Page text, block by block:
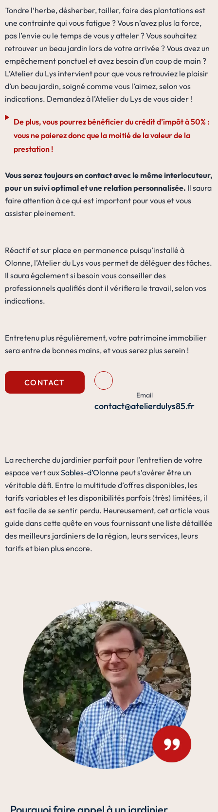
Tondre l’herbe, désherber, tailler, faire des plantations est
une contrainte qui vous fatigue ? Vous n’avez plus la force,
pas l’envie ou le temps de vous y atteler ? Vous souhaitez
retrouver un beau jardin lors de votre arrivée ? Vous avez un
empêchement ponctuel et avez besoin d’un coup de main ?
L’Atelier du Lys intervient pour que vous retrouviez le plaisir
d’un beau jardin, soigné comme vous l’aimez, selon vos
indications. Demandez à l’Atelier du Lys de vous aider !
De plus, vous pourrez bénéficier du crédit d’impôt à 50% :
vous ne paierez donc que la moitié de la valeur de la
prestation !
Vous serez toujours en contact avec le même interlocuteur,
pour un suivi optimal et une relation personnalisée. Il saura
faire attention à ce qui est important pour vous et vous
assister pleinement.
Réactif et sur place en permanence puisqu’installé à
Olonne, l’Atelier du Lys vous permet de déléguer des tâches.
Il saura également si besoin vous conseiller des
professionnels qualifiés dont il vérifiera le travail, selon vos
indications.
Entretenu plus régulièrement, votre patrimoine immobilier
sera entre de bonnes mains, et vous serez plus serein !
CONTACT
contact@atelierdulys85.fr
Email
La recherche du jardinier parfait pour l’entretien de votre
espace vert auxSables-d’Olonne peut s’avérer être un
véritable défi. Entre la multitude d’offres disponibles, les
tarifs variables et les disponibilités parfois (très) limitées, il
est facile de se sentir perdu. Heureusement, cet article vous
guide dans cette quête en vous fournissant une liste détaillée
des meilleurs jardiniers de la région, leurs services, leurs
tarifs et bien plus encore.